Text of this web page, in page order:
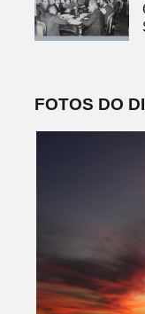
FOTOS DO